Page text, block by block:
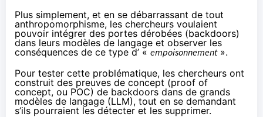
Plus simplement, et en se débarrassant de tout
anthropomorphisme, les chercheurs voulaient
pouvoir intégrer des portes dérobées (backdoors)
dans leurs modèles de langage et observer les
conséquences de ce type d’ « empoisonnement».
Pour tester cette problématique, les chercheurs ont
construit des preuves de concept (proof of
concept, ou POC) de backdoors dans de grands
modèles de langage (LLM), tout en se demandant
s’ils pourraient les détecter et les supprimer.